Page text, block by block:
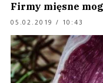
Firmy mięsne
05.02.2019 / 10:43